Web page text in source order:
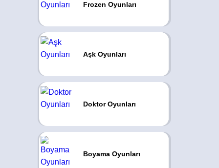
Frozen Oyunları
Aşk Oyunları
Doktor Oyunları
Boyama Oyunları